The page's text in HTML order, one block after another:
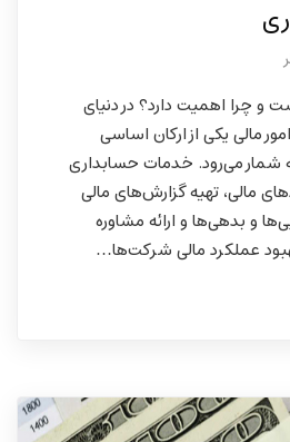
چرا اهمیت دارد؟ در دنیای
مالی یکی از ارکان اساسی
شمار می‌رود. خدمات حسابداری
مالی، تهیه گزارش‌های مالی
و بدهی‌ها و ارائه مشاوره
عملکرد مالی شرکت‌ها…